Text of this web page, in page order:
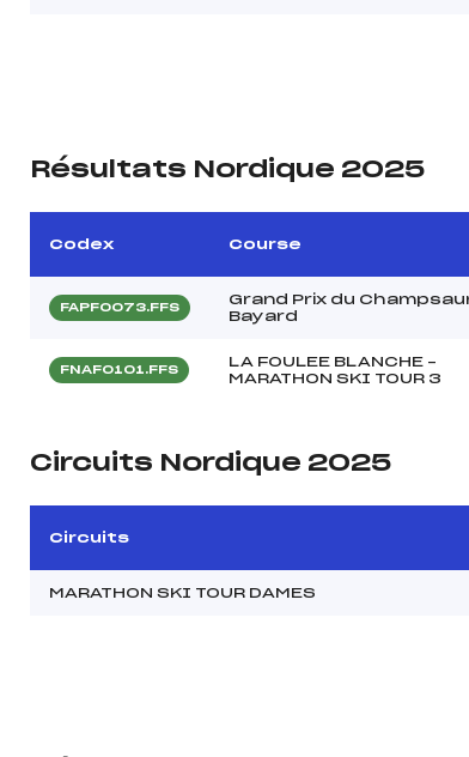
Résultats Nordique 2025
Codex Course
FAPF0073.FFS
Grand Prix du
Bayard
FNAF0101.FFS
LA FOULEE BLANCHE –
MARATHON SKI TOUR 3
Circuits Nordique 2025
Circuits
MARATHON SKI TOUR DAMES